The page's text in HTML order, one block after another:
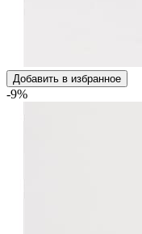
Добавить в избранное
-9%